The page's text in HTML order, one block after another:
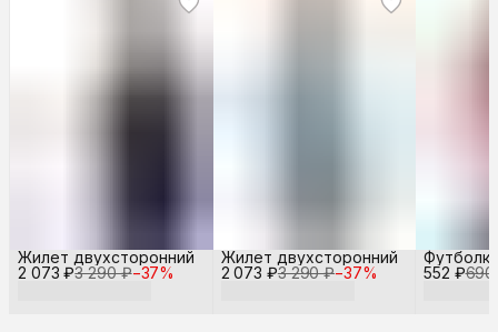
2 073 ₽3 290 ₽−37%
Жилет двухсторонний
2 073 ₽3 290 ₽−37%
Жилет двухсторонний
552 ₽